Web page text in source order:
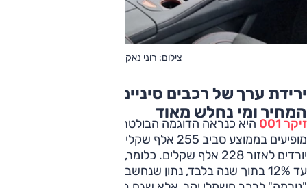
צילום: רוני נאק
ירידת ערך של רכבים סיניים: מי שומר על
המחיר ומי נחלש מאוד
זיקר 001
עד 12% בתוך שנה בלבד, נתון שנחשב מתון יחסית ובפרוש בגדר